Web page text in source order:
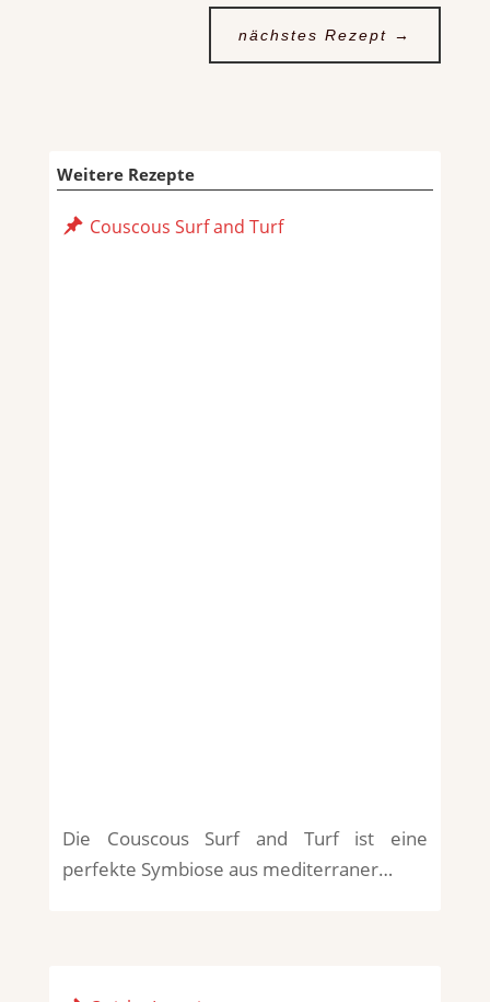
nächstes Rezept →
Weitere Rezepte
Couscous Surf and Turf
Die Couscous Surf and Turf ist eine
perfekte Symbiose aus mediterraner…